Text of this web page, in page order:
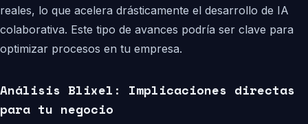
reales, lo que acelera drásticamente el desarrollo de IA
colaborativa. Este tipo de avances podría ser clave para
optimizar procesos en tu empresa.
Análisis Blixel: Implicaciones directas
para tu negocio